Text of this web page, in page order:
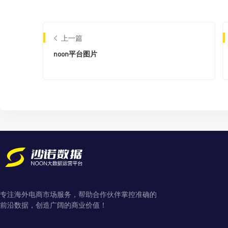
上一篇
noon平台图片
专注海外电商市场服务，帮助合作伙伴掌控准确的
前沿数据，创造广阔的商业价值！